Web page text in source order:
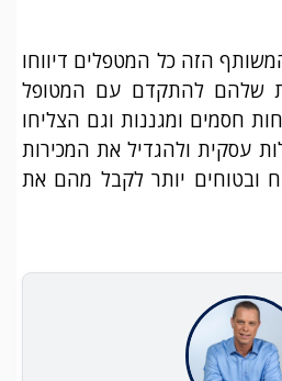
הזה כל המטפלים דיווחו
שלהם להתקדם עם המטופל
חסמים ומגננות וגם הצליחו
עסקית ולהגדיל את המכירות
ובטוחים יותר לקבל מהם את